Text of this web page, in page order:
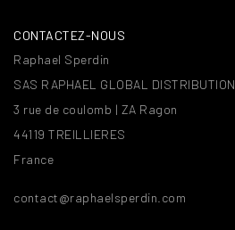
CONTACTEZ-NOUS
Raphael Sperdin
SAS RAPHAEL GLOBAL DISTRIBUTION
3 rue de coulomb | ZA Ragon
44119 TREILLIERES
France
contact@raphaelsperdin.com